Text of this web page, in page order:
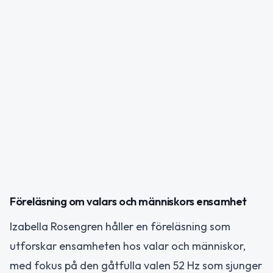
Föreläsning om valars och människors ensamhet
Izabella Rosengren håller en föreläsning som
utforskar ensamheten hos valar och människor,
med fokus på den gåtfulla valen 52 Hz som sjunger